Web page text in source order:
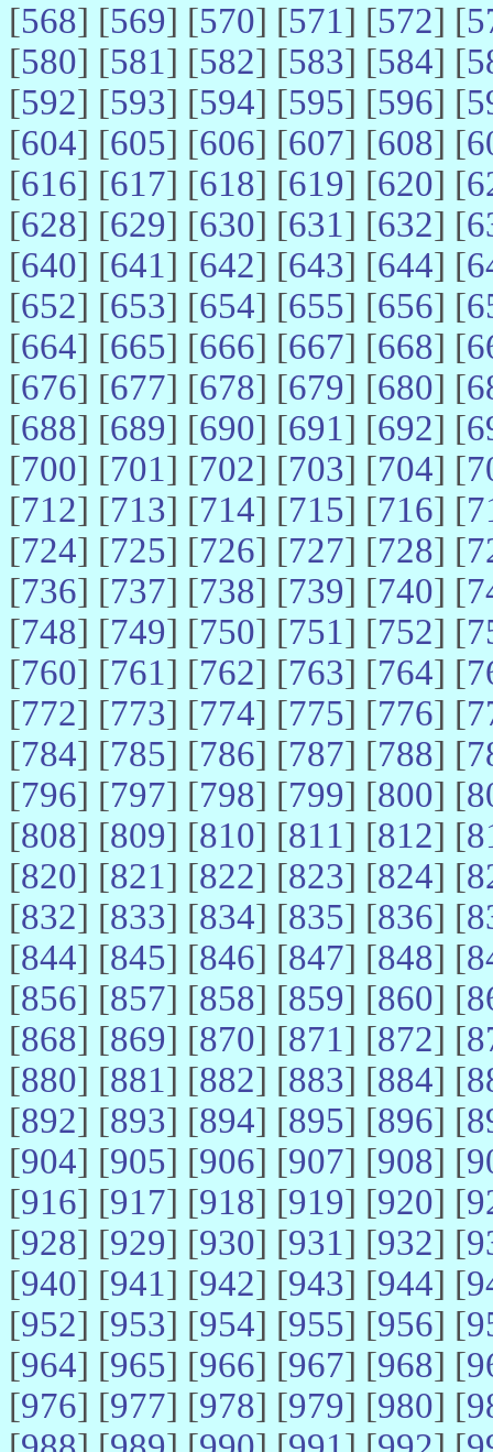
[568] [569] [570] [571] [572] [
[580] [581] [582] [583] [584] [
[592] [593] [594] [595] [596] [
[604] [605] [606] [607] [608] [
[616] [617] [618] [619] [620] [
[628] [629] [630] [631] [632] [
[640] [641] [642] [643] [644] [
[652] [653] [654] [655] [656] [
[664] [665] [666] [667] [668] [
[676] [677] [678] [679] [680] [
[688] [689] [690] [691] [692] [
[700] [701] [702] [703] [704] [
[712] [713] [714] [715] [716] [
[724] [725] [726] [727] [728] [
[736] [737] [738] [739] [740] [
[748] [749] [750] [751] [752] [
[760] [761] [762] [763] [764] [
[772] [773] [774] [775] [776] [
[784] [785] [786] [787] [788] [
[796] [797] [798] [799] [800] [
[808] [809] [810] [811] [812] [
[820] [821] [822] [823] [824] [
[832] [833] [834] [835] [836] [
[844] [845] [846] [847] [848] [
[856] [857] [858] [859] [860] [
[868] [869] [870] [871] [872] [
[880] [881] [882] [883] [884] [
[892] [893] [894] [895] [896] [
[904] [905] [906] [907] [908] [
[916] [917] [918] [919] [920] [
[928] [929] [930] [931] [932] [
[940] [941] [942] [943] [944] [
[952] [953] [954] [955] [956] [
[964] [965] [966] [967] [968] [
[976] [977] [978] [979] [980] [